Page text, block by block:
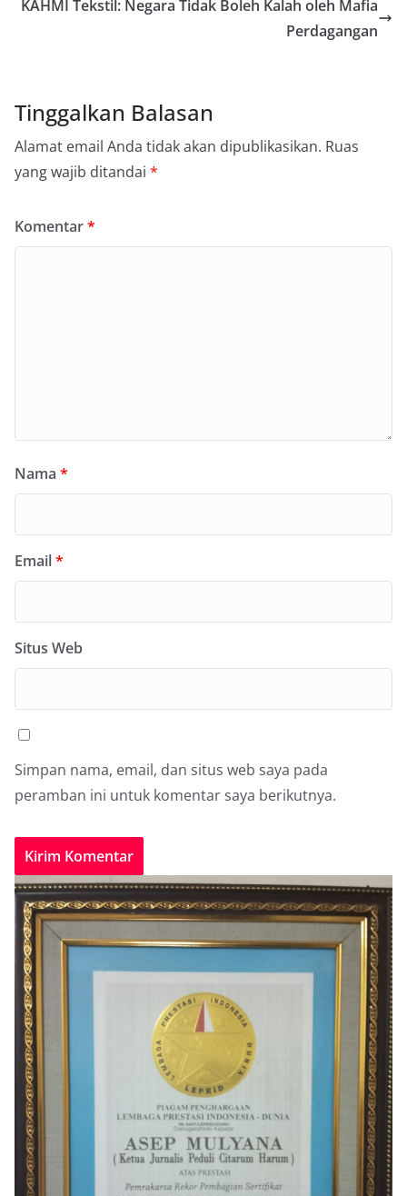
KAHMI Tekstil: Negara Tidak Boleh Kalah oleh Mafia
Perdagangan
Tinggalkan Balasan
Alamat email Anda tidak akan dipublikasikan. Ruas
yang wajib ditandai *
Komentar*
Nama *
Email*
Situs Web
Simpan nama, email, dan situs web saya pada
peramban ini untuk komentar saya berikutnya.